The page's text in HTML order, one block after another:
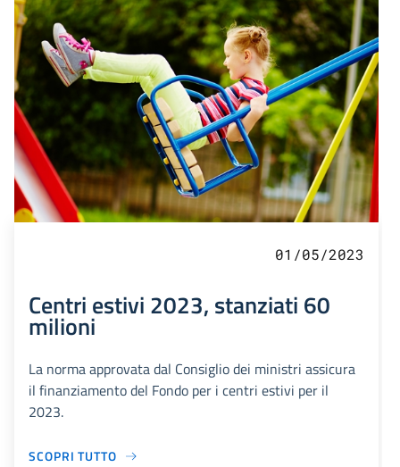
01/05/2023
Centri estivi 2023, stanziati 60
milioni
La norma approvata dal Consiglio dei ministri assicura
il finanziamento del Fondo per i centri estivi per il
2023.
SCOPRI TUTTO